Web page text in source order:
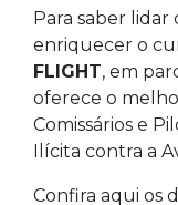
Para saber lidar
enriquecer o
FLIGHT, em
oferece o
Comissários e
Ilícita contra a
Confira aqui os